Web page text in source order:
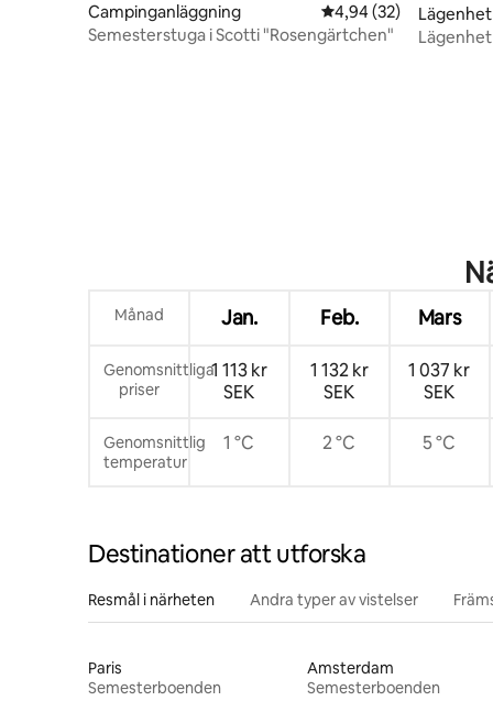
Campinganläggning 4,94 av 5 i
4,94 (32)
Semesterstuga i Scotti "Rosengärtchen"
Lägenhet
Lägenhet MOSELGARTEN Im Winery1
Månad Jan. Feb. Mars
Genomsnittliga
priser
1 113 kr
SEK
1 132 kr
SEK
1 037 kr
SEK
Genomsnittlig
temperatur
1 °C 2 °C 5 °C
Destinationer att utforska
Resmål i närheten Andra typer av vistelser
Paris
Semesterboenden
Amsterdam
Semesterboenden